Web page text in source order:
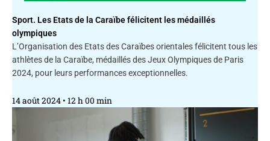
Sport. Les Etats de la Caraïbe félicitent les médaillés
olympiques
L’Organisation des Etats des Caraïbes orientales félicitent tous les
athlètes de la Caraïbe, médaillés des Jeux Olympiques de Paris
2024, pour leurs performances exceptionnelles.
14 août 2024 12 h 00 min